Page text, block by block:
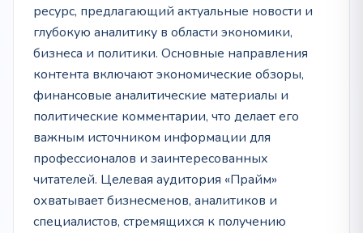
ресурс, предлагающий актуальные новости и
глубокую аналитику в области экономики,
бизнеса и политики. Основные направления
контента включают экономические обзоры,
финансовые аналитические материалы и
политические комментарии, что делает его
важным источником информации для
профессионалов и заинтересованных
читателей. Целевая аудитория «Прайм»
охватывает бизнесменов, аналитиков и
специалистов, стремящихся к получению